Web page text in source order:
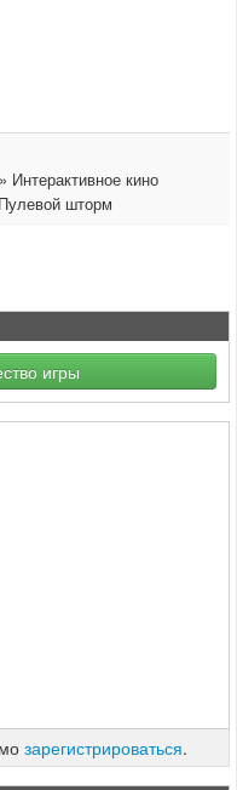
Интерактивное кино
шторм
игры
зарегистрироваться.